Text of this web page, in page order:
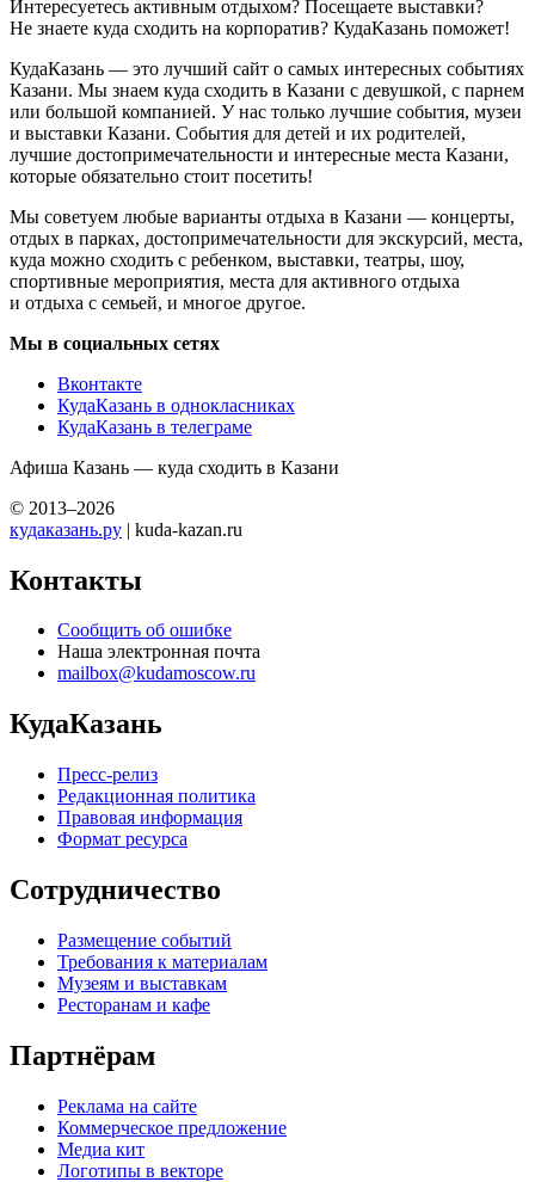
Интересуетесь активным отдыхом? Посещаете выставки?
Не знаете куда сходить на корпоратив? КудаКазань поможет!
КудаКазань — это лучший сайт о самых интересных событиях
Казани. Мы знаем куда сходить в Казани с девушкой, с парнем
или большой компанией. У нас только лучшие события, музеи
и выставки Казани. События для детей и их родителей,
лучшие достопримечательности и интересные места Казани,
которые обязательно стоит посетить!
Мы советуем любые варианты отдыха в Казани — концерты,
отдых в парках, достопримечательности для экскурсий, места,
куда можно сходить с ребенком, выставки, театры, шоу,
спортивные мероприятия, места для активного отдыха
и отдыха с семьей, и многое другое.
Мы в социальных сетях
Вконтакте
КудаКазань в однокласниках
КудаКазань в телеграме
Афиша Казань — куда сходить в Казани
© 2013–2026
кудаказань.ру | kuda-kazan.ru
Контакты
Сообщить об ошибке
Наша электронная почта
mailbox@kudamoscow.ru
КудаКазань
Пресс-релиз
Редакционная политика
Правовая информация
Формат ресурса
Сотрудничество
Размещение событий
Требования к материалам
Музеям и выставкам
Ресторанам и кафе
Партнёрам
Реклама на сайте
Коммерческое предложение
Медиа кит
Логотипы в векторе